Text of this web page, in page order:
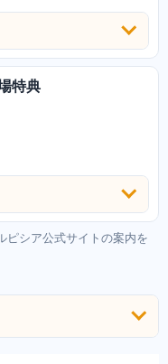
特典
ピシア公式サイトの案内を